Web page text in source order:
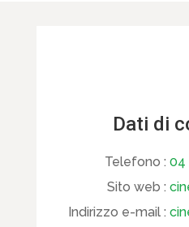
Dati di
Telefono : 04
Sito web :
Indirizzo e-mail :